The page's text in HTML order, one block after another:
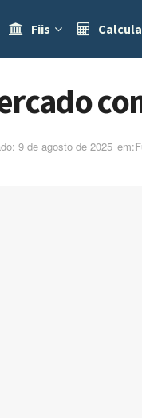
Fiis
9 de agosto de 2025 em:ㅤ